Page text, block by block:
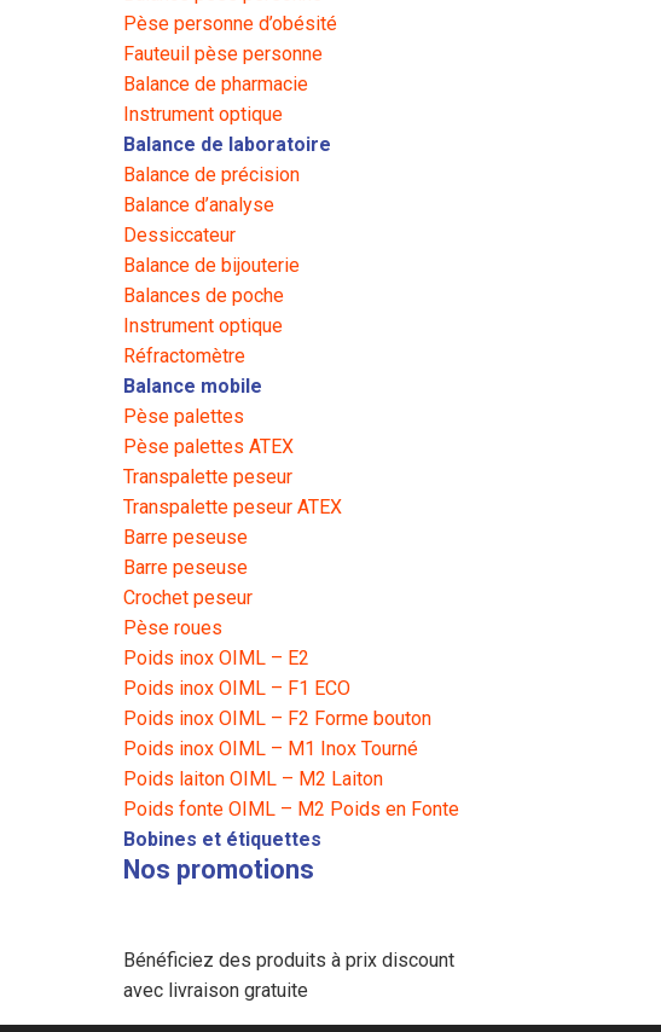
Pèse personne d’obésité
Fauteuil pèse personne
Balance de pharmacie
Instrument optique
Balance de laboratoire
Balance de précision
Balance d’analyse
Dessiccateur
Balance de bijouterie
Balances de poche
Instrument optique
Réfractomètre
Balance mobile
Pèse palettes
Pèse palettes ATEX
Transpalette peseur
Transpalette peseur ATEX
Barre peseuse
Barre peseuse
Crochet peseur
Pèse roues
Poids inox OIML – E2
Poids inox OIML – F1 ECO
Poids inox OIML – F2 Forme bouton
Poids inox OIML – M1 Inox Tourné
Poids laiton OIML – M2 Laiton
Poids fonte OIML – M2 Poids en Fonte
Bobines et étiquettes
Nos promotions
Bénéficiez des produits à prix discount
avec livraison gratuite